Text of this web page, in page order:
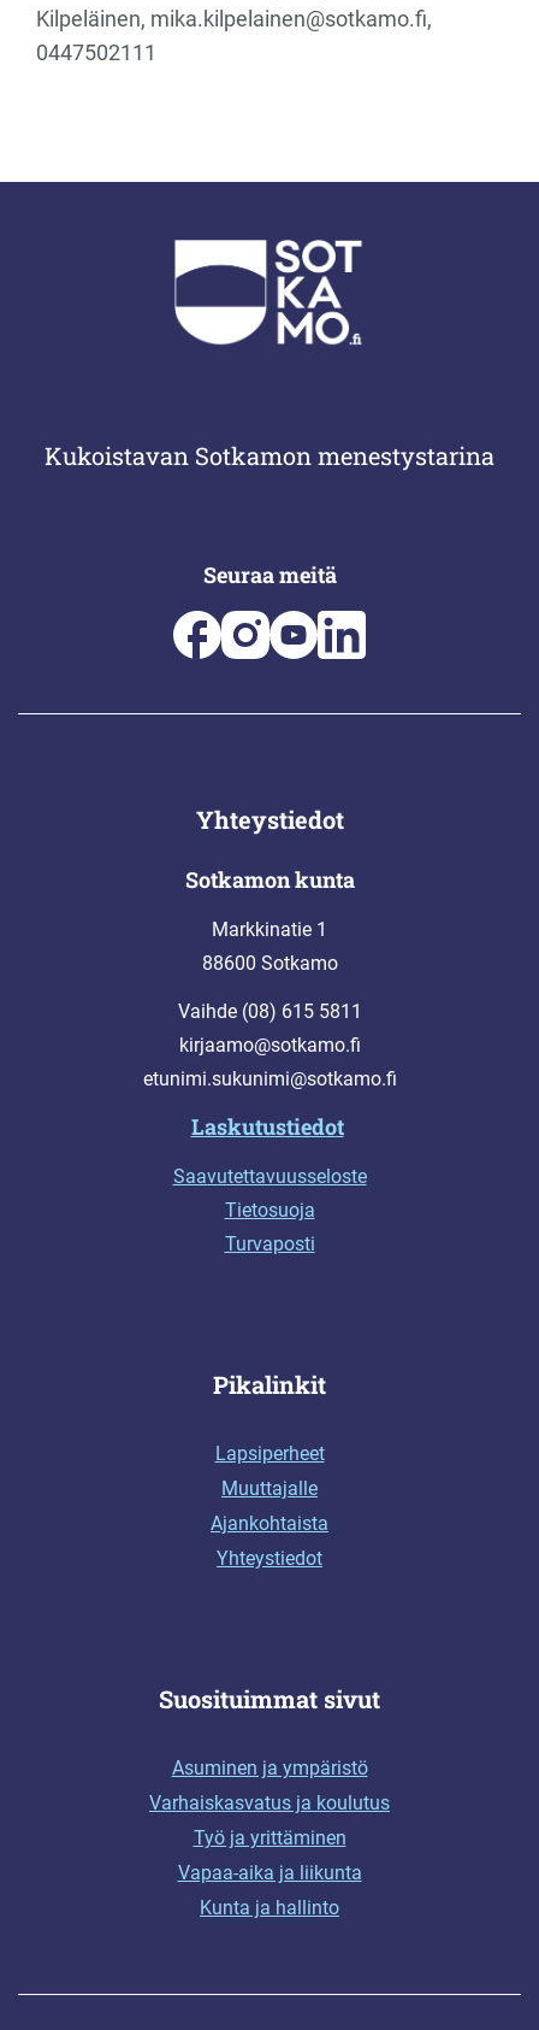
Kilpeläinen, mika.kilpelainen@sotkamo.fi,
0447502111
Kukoistavan Sotkamon menestystarina
Seuraa meitä
Yhteystiedot
Sotkamon kunta
Markkinatie 1
88600 Sotkamo
Vaihde (08) 615 5811
kirjaamo@sotkamo.fi
etunimi.sukunimi@sotkamo.fi
Laskutustiedot
Saavutettavuusseloste
Tietosuoja
Turvaposti
Pikalinkit
Lapsiperheet
Muuttajalle
Ajankohtaista
Yhteystiedot
Suosituimmat sivut
Asuminen ja ympäristö
Varhaiskasvatus ja koulutus
Työ ja yrittäminen
Vapaa-aika ja liikunta
Kunta ja hallinto